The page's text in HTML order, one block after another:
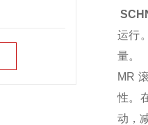
运行
量。
MR
性。
动，